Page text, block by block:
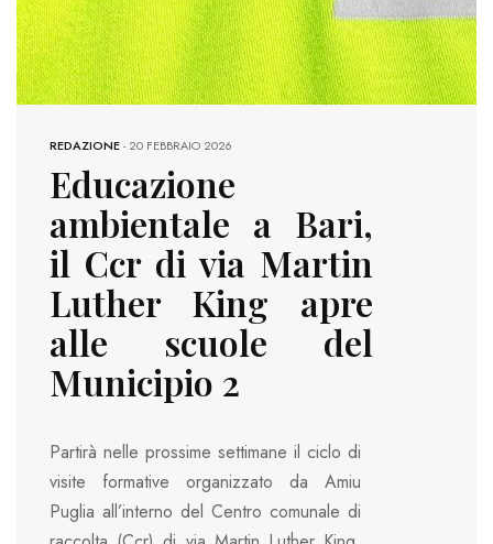
REDAZIONE-20 FEBBRAIO 2026
Educazione
ambientale a Bari,
il Ccr di via Martin
Luther King apre
alle scuole del
Municipio 2
Partirà nelle prossime settimane il ciclo di
visite formative organizzato da Amiu
Puglia all’interno del Centro comunale di